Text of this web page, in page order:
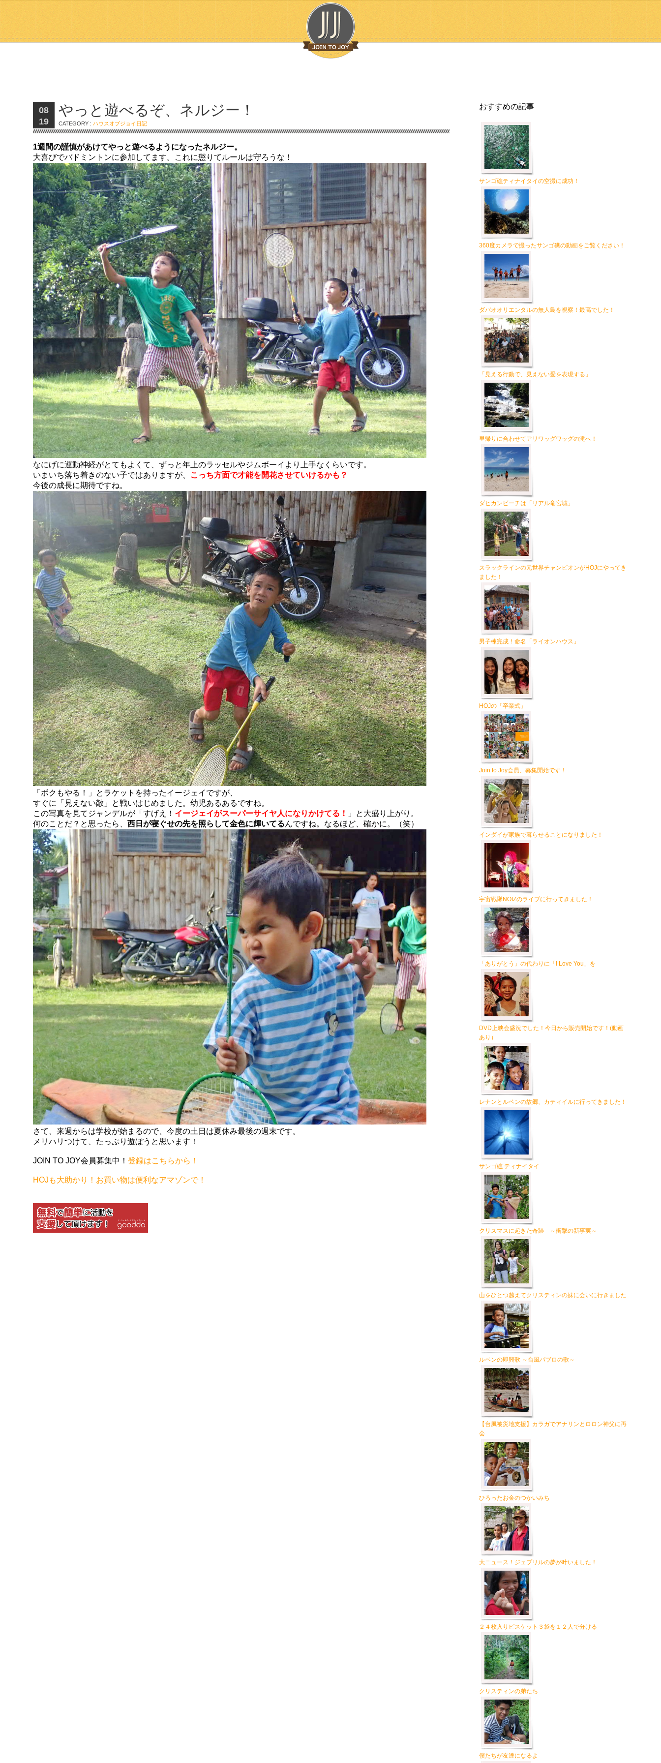
08
19
やっと遊べるぞ、ネルジー！
CATEGORY :ハウスオブジョイ日記
1週間の謹慎があけてやっと遊べるようになったネルジー。
大喜びでバドミントンに参加してます。これに懲りてルールは守ろうな！
なにげに運動神経がとてもよくて、ずっと年上のラッセルやジムボーイより上手なくらいです。
いまいち落ち着きのない子ではありますが、 こっち方面で才能を開花させていけるかも？
今後の成長に期待ですね。
「ボクもやる！」とラケットを持ったイージェイですが、
すぐに「見えない敵」と戦いはじめました。幼児あるあるですね。
この写真を見てジャンデルが「すげえ！ イージェイがスーパーサイヤ人になりかけてる！
」と大盛り上がり。
何のことだ？と思ったら、西日が寝ぐせの先を照らして金色に輝いてるんですね。なるほど、確かに。（笑）
さて、来週からは学校が始まるので、今度の土日は夏休み最後の週末です。
メリハリつけて、たっぷり遊ぼうと思います！
JOIN TO JOY会員募集中！登録はこちらから！
HOJも大助かり！お買い物は便利なアマゾンで！
おすすめの記事
サンゴ礁ティナイタイの空撮に成功！
360度カメラで撮ったサンゴ礁の動画をご覧ください！
ダバオオリエンタルの無人島を視察！最高でした！
「見える行動で、見えない愛を表現する」
里帰りに合わせてアリワッグワッグの滝へ！
ダヒカンビーチは「リアル竜宮城」
スラックラインの元世界チャンピオンがHOJにやってき
ました！
男子棟完成！命名「ライオンハウス」
HOJの「卒業式」
Join to Joy会員、募集開始です！
インダイが家族で暮らせることになりました！
宇宙戦隊NOIZのライブに行ってきました！
「ありがとう」の代わりに「I Love You」を
DVD上映会盛況でした！今日から販売開始です！(動画
あり）
レナンとルベンの故郷、カティイルに行ってきました！
サンゴ礁 ティナイタイ
クリスマスに起きた奇跡 ～衝撃の新事実～
山をひとつ越えてクリスティンの妹に会いに行きました
ルベンの即興歌 ～台風パブロの歌～
【台風被災地支援】カラガでアナリンとロロン神父に再
会
ひろったお金のつかいみち
大ニュース！ジェプリルの夢が叶いました！
２４枚入りビスケット３袋を１２人で分ける
クリスティンの弟たち
僕たちが友達になるよ